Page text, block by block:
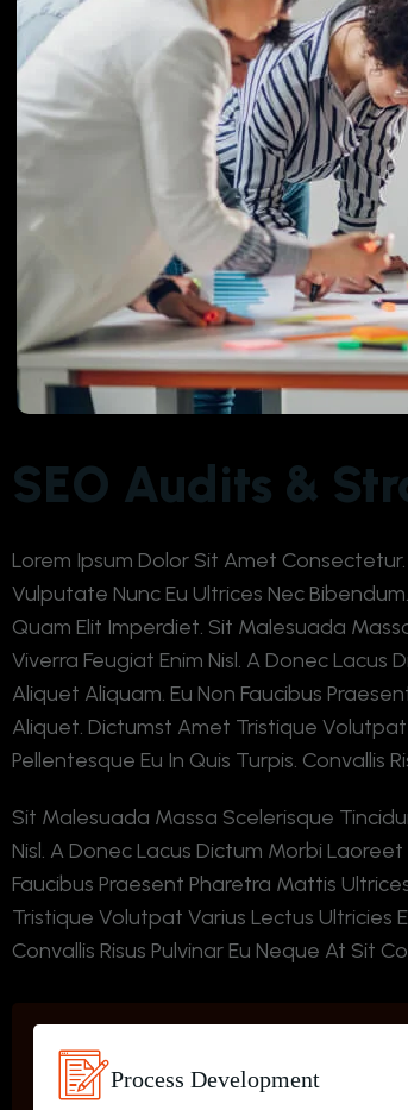
SEO Audits &
Lorem Ipsum Dolor Sit Amet
Vulputate Nunc Eu Ultrices Nec
Quam Elit Imperdiet. Sit Malesuada
Viverra Feugiat Enim Nisl. A Donec Lacus
Aliquet Aliquam. Eu Non Faucibus
Aliquet. Dictumst Amet Tristique
Pellentesque Eu In Quis Turpis. Convallis
Sit Malesuada Massa Scelerisque
Nisl. A Donec Lacus Dictum Morbi
Faucibus Praesent Pharetra Mattis
Tristique Volutpat Varius Lectus Ultricies
Convallis Risus Pulvinar Eu Neque At Sit
PROCESS DEVELOPMENT